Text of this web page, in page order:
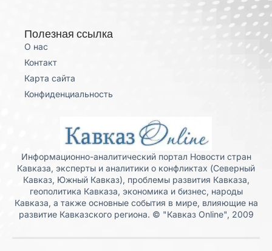
Полезная ссылка
О нас
Контакт
Карта сайта
Конфиденциальность
Информационно-аналитический портал Новости стран
Кавказа, эксперты и аналитики о конфликтах (Северный
Кавказ, Южный Кавказ), проблемы развития Кавказа,
геополитика Кавказа, экономика и бизнес, народы
Кавказа, а также основные события в мире, влияющие на
развитие Кавказского региона. © "Кавказ Online", 2009